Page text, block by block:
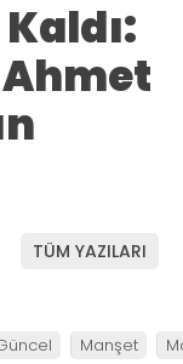
TÜM YAZILARI
Manşet